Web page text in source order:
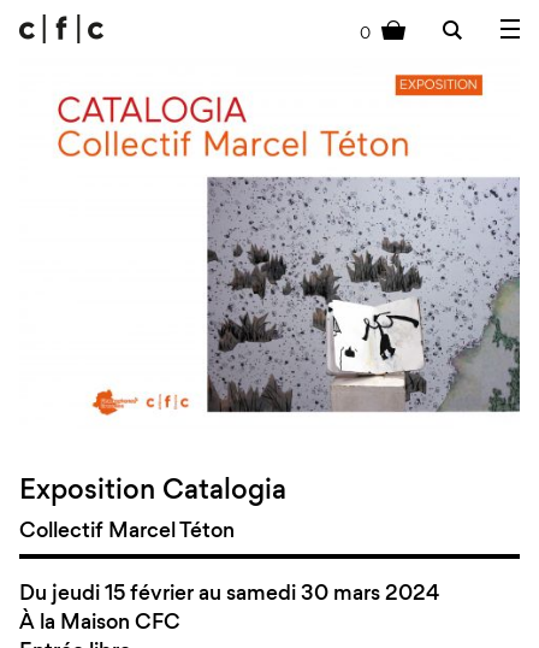
0
Exposition Catalogia
Collectif Marcel Téton
Du jeudi 15 février au samedi 30 mars 2024
À la Maison CFC